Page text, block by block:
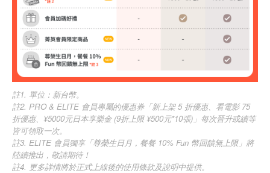
註1. 單位：新台幣。
註2. PRO & ELITE 會員專屬的優惠券「新上架 5 折優惠、看電影 75
折優惠、¥5000元日本享樂金 (9折上限 ¥500元*10張)」每次晉升或續等
皆可領取一次。
註3. ELITE 會員獨享「尊榮生日月，餐餐 10% Fun 幣回饋無上限」將
陸續推出，敬請期待！
註4. 更多詳情將於正式上線後的使用條款及說明中提供。